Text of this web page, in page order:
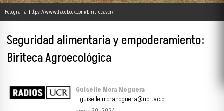
Fotografía: https://www.facebook.com/biritrecascr/
Seguridad alimentaria y empoderamiento:
Biriteca Agroecológica
Guiselle Mora Noguera
- guiselle.moranoguera@ucr.ac.cr